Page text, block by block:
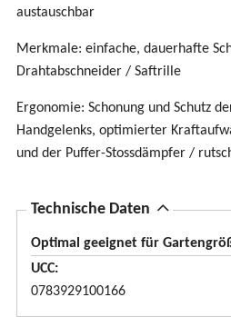
austauschbar
Merkmale: einfache, dauerhafte
Drahtabschneider / Saftrille
Ergonomie: Schonung und Schutz
Handgelenks, optimierter
und der Puffer-Stossdämpfer /
A
u
s
b
Technische Daten
Optimal geeignet für
UCC
0783929100166